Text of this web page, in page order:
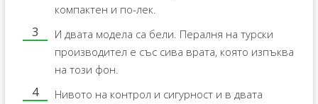
компактен и по-лек.
И двата модела са бели. Пералня на турски
производител е със сива врата, която изпъква
на този фон.
Нивото на контрол и сигурност и в двата